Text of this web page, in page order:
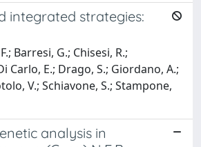
integrated strategies:
Barresi, G.; Chisesi, R.;
Carlo, E.; Drago, S.; Giordano, A.;
V.; Schiavone, S.; Stampone,
analysis in